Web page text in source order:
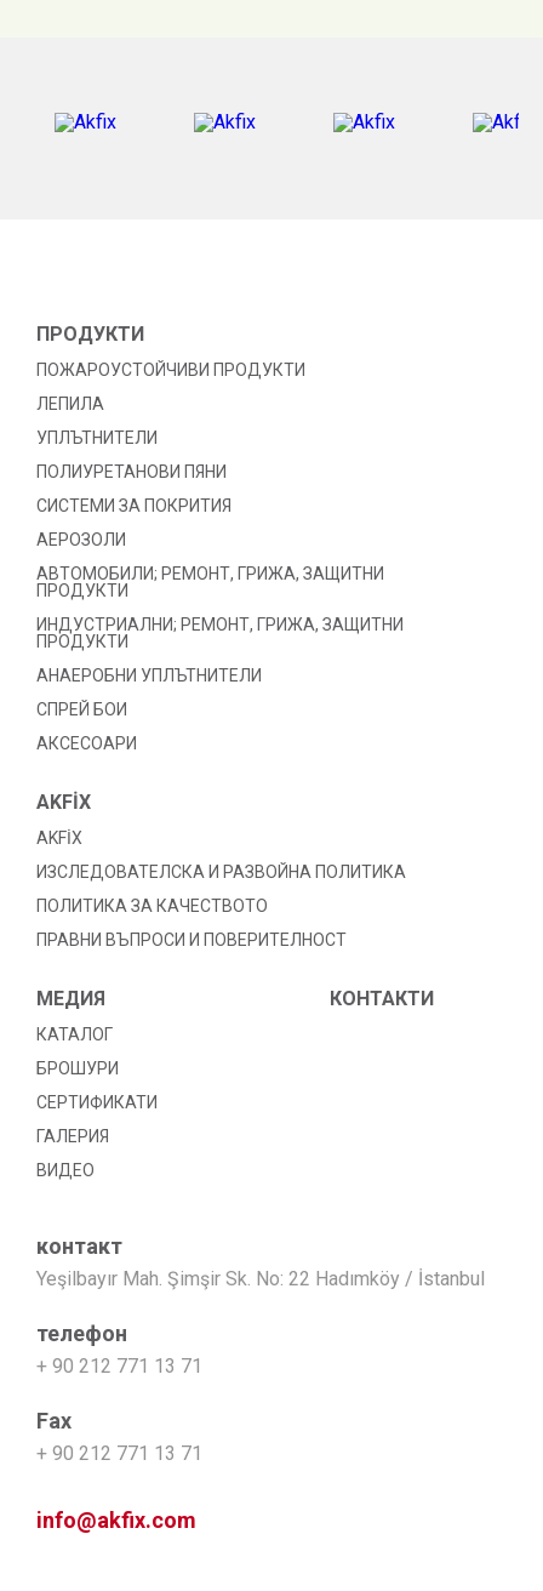
ПРОДУКТИ
ПОЖАРОУСТОЙЧИВИ ПРОДУКТИ
ЛЕПИЛА
УПЛЪТНИТЕЛИ
ПОЛИУРЕТАНОВИ ПЯНИ
СИСТЕМИ ЗА ПОКРИТИЯ
АЕРОЗОЛИ
АВТОМОБИЛИ; РЕМОНТ, ГРИЖА, ЗАЩИТНИ
ПРОДУКТИ
ИНДУСТРИАЛНИ; РЕМОНТ, ГРИЖА, ЗАЩИТНИ
ПРОДУКТИ
АНАЕРОБНИ УПЛЪТНИТЕЛИ
СПРЕЙ БОИ
АКСЕСОАРИ
AKFİX
AKFİX
ИЗСЛЕДОВАТЕЛСКА И РАЗВОЙНА ПОЛИТИКА
ПОЛИТИКА ЗА КАЧЕСТВОТО
ПРАВНИ ВЪПРОСИ И ПОВЕРИТЕЛНОСТ
МЕДИЯ
КАТАЛОГ
БРОШУРИ
СЕРТИФИКАТИ
ГАЛЕРИЯ
ВИДЕО
КОНТАКТИ
контакт
Yeşilbayır Mah. Şimşir Sk. No: 22 Hadımköy / İstanbul
телефон
+ 90 212 771 13 71
Fax
+ 90 212 771 13 71
info@akfix.com